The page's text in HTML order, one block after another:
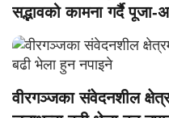
सद्भावको कामना गर्दै पूजा-
वीरगञ्जका संवेदनशील